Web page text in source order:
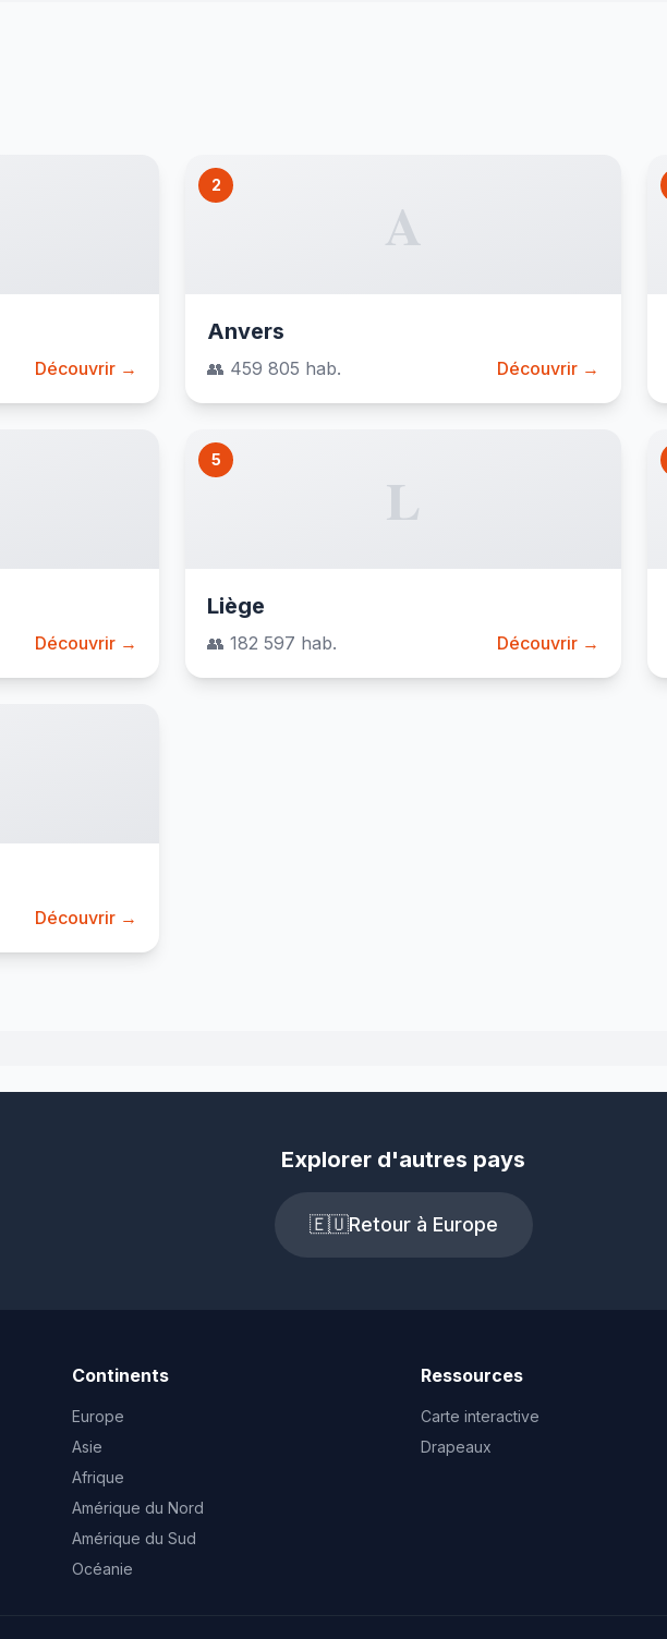
Découvrir →
2
A
Anvers
👥 459 805 hab. Découvrir →
Découvrir →
5
L
Liège
👥 182 597 hab. Découvrir →
Découvrir →
Explorer d'autres pays
🇪🇺Retour à Europe
Continents
Europe
Asie
Afrique
Amérique du Nord
Amérique du Sud
Océanie
Ressources
Carte interactive
Drapeaux